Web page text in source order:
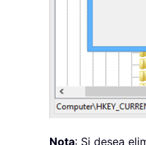
Nota: Si desea